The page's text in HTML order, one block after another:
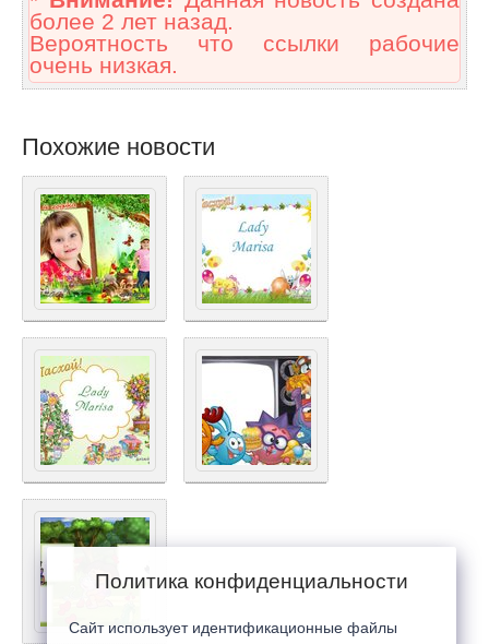
более 2 лет назад.
Вероятность что ссылки рабочие
очень низкая.
Похожие новости
Политика конфиденциальности
Сайт использует идентификационные файлы